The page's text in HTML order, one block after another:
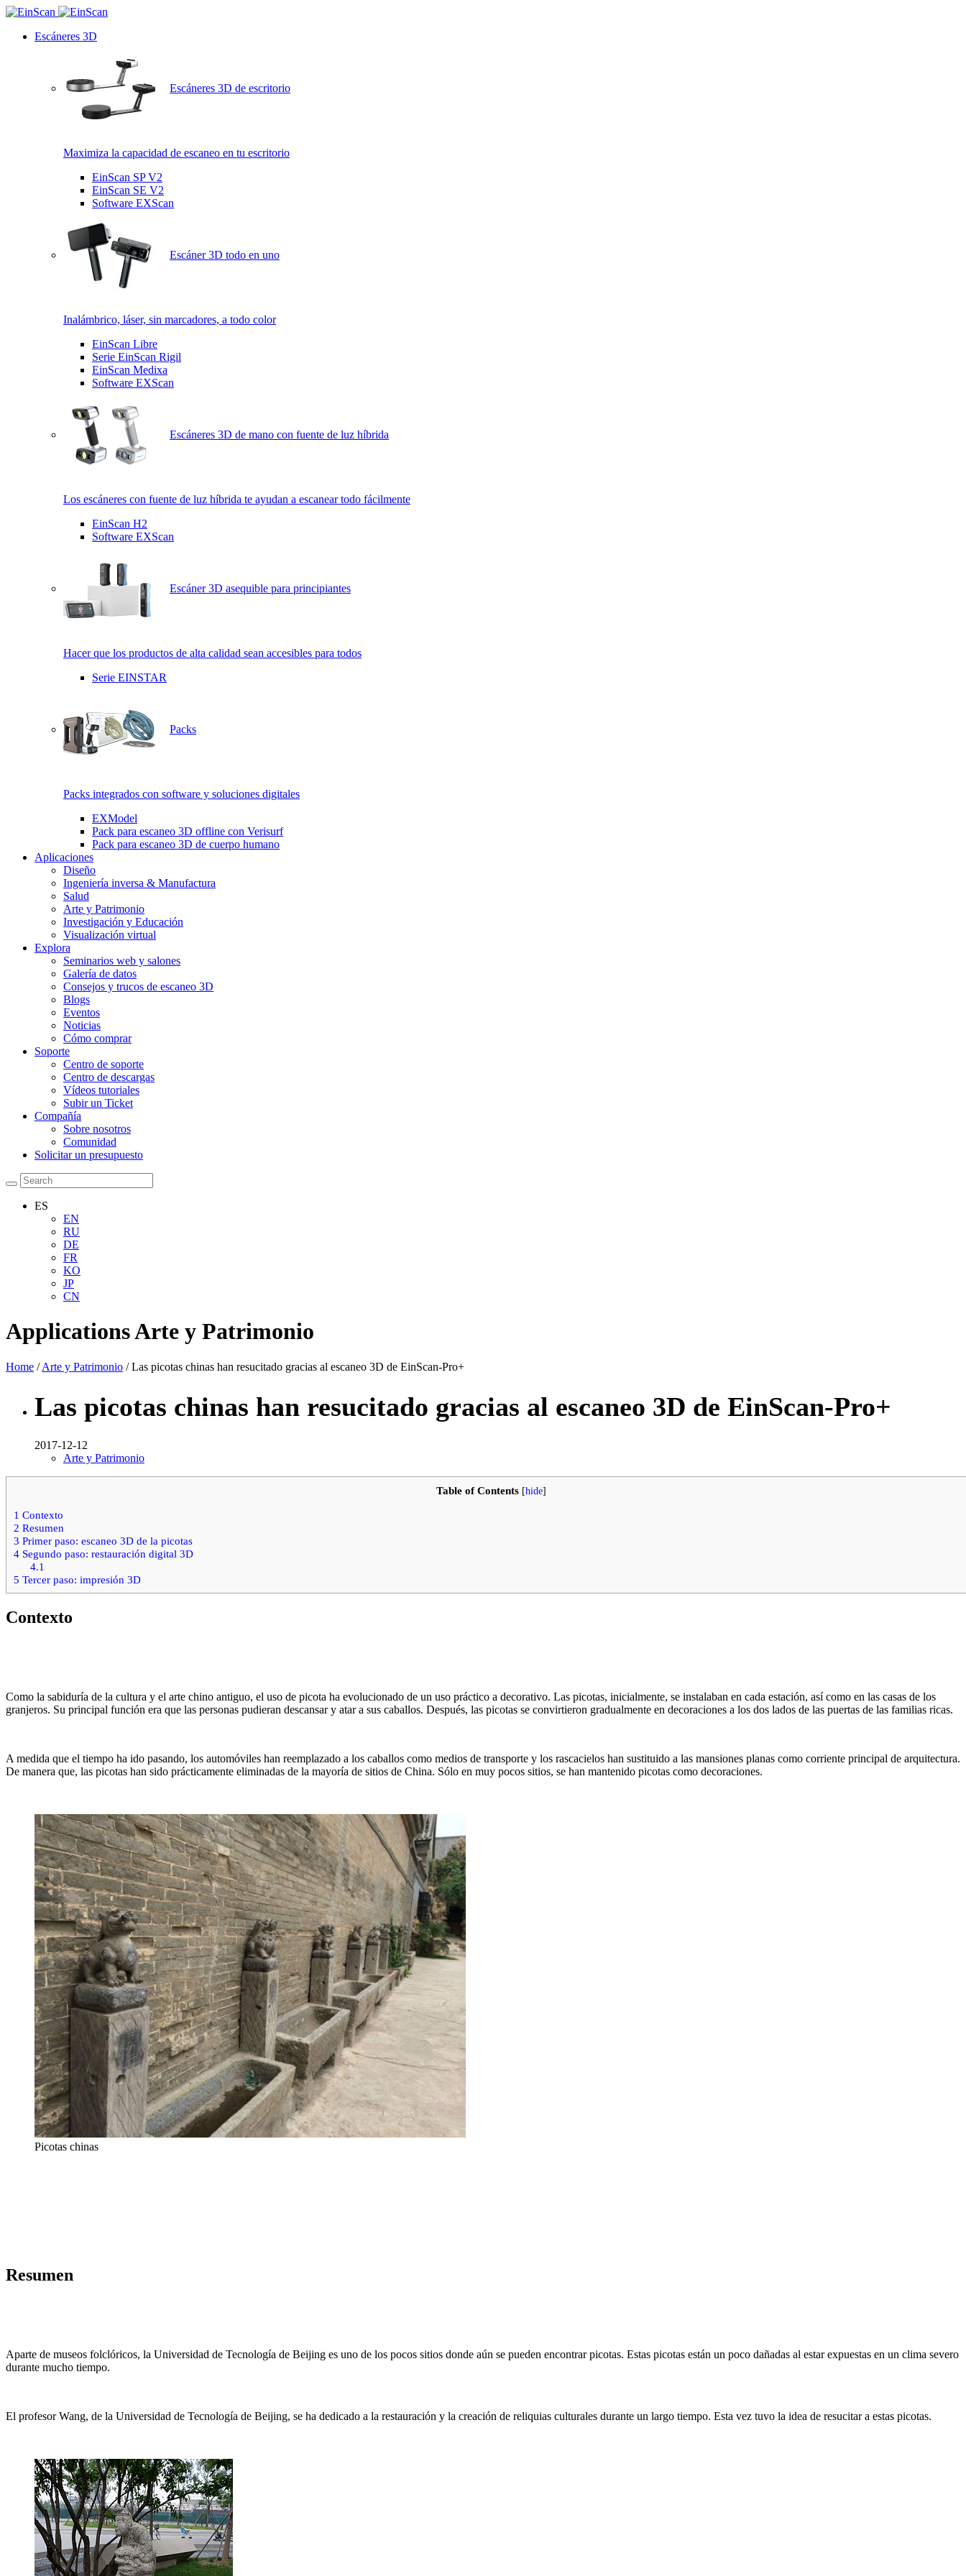
Escáneres 3D
Escáneres 3D de escritorio
Maximiza la capacidad de escaneo en tu escritorio
EinScan SP V2
EinScan SE V2
Software EXScan
Escáner 3D todo en uno
Inalámbrico, láser, sin marcadores, a todo color
EinScan Libre
Serie EinScan Rigil
EinScan Medixa
Software EXScan
Escáneres 3D de mano con fuente de luz híbrida
Los escáneres con fuente de luz híbrida te ayudan a escanear todo fácilmente
EinScan H2
Software EXScan
Escáner 3D asequible para principiantes
Hacer que los productos de alta calidad sean accesibles para todos
Serie EINSTAR
Packs
Packs integrados con software y soluciones digitales
EXModel
Pack para escaneo 3D offline con Verisurf
Pack para escaneo 3D de cuerpo humano
Aplicaciones
Diseño
Ingeniería inversa & Manufactura
Salud
Arte y Patrimonio
Investigación y Educación
Visualización virtual
Explora
Seminarios web y salones
Galería de datos
Consejos y trucos de escaneo 3D
Blogs
Eventos
Noticias
Cómo comprar
Soporte
Centro de soporte
Centro de descargas
Vídeos tutoriales
Subir un Ticket
Compañía
Sobre nosotros
Comunidad
Solicitar un presupuesto
ES
EN
RU
DE
FR
KO
JP
CN
ApplicationsArte y Patrimonio
Home /Arte y Patrimonio / Las picotas chinas han resucitado gracias al escaneo 3D de EinScan-Pro+
Las picotas chinas han resucitado gracias al escaneo 3D de EinScan-Pro+
2017-12-12
Arte y Patrimonio
Table of Contents [hide]
1 Contexto
2 Resumen
3 Primer paso: escaneo 3D de la picotas
4 Segundo paso: restauración digital 3D
4.1
5 Tercer paso: impresión 3D
Contexto
Como la sabiduría de la cultura y el arte chino antiguo, el uso de picota ha evolucionado de un uso práctico a decorativo. Las picotas, inicialmente, se instalaban en cada estación, así como en las casas de los
granjeros. Su principal función era que las personas pudieran descansar y atar a sus caballos. Después, las picotas se convirtieron gradualmente en decoraciones a los dos lados de las puertas de las familias ricas.
A medida que el tiempo ha ido pasando, los automóviles han reemplazado a los caballos como medios de transporte y los rascacielos han sustituido a las mansiones planas como corriente principal de arquitectura.
De manera que, las picotas han sido prácticamente eliminadas de la mayoría de sitios de China. Sólo en muy pocos sitios, se han mantenido picotas como decoraciones.
Picotas chinas
Resumen
Aparte de museos folclóricos, la Universidad de Tecnología de Beijing es uno de los pocos sitios donde aún se pueden encontrar picotas. Estas picotas están un poco dañadas al estar expuestas en un clima severo
durante mucho tiempo.
El profesor Wang, de la Universidad de Tecnología de Beijing, se ha dedicado a la restauración y la creación de reliquias culturales durante un largo tiempo. Esta vez tuvo la idea de resucitar a estas picotas.